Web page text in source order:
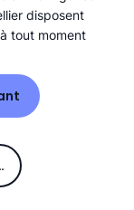
disposent
tout moment